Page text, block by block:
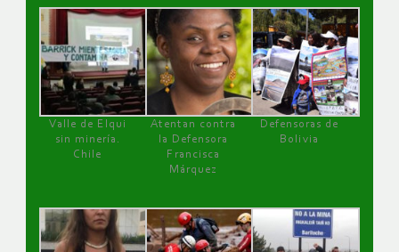
Valle de Elqui
sin minería.
Chile
Atentan contra
la Defensora
Francisca
Márquez
Defensoras de
Bolivia